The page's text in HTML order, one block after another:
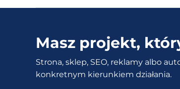
WordPress
Co
zrobić,
aby
Google
Masz projekt,
Strona, sklep, SEO, reklamy albo
konkretnym kierunkiem działania.